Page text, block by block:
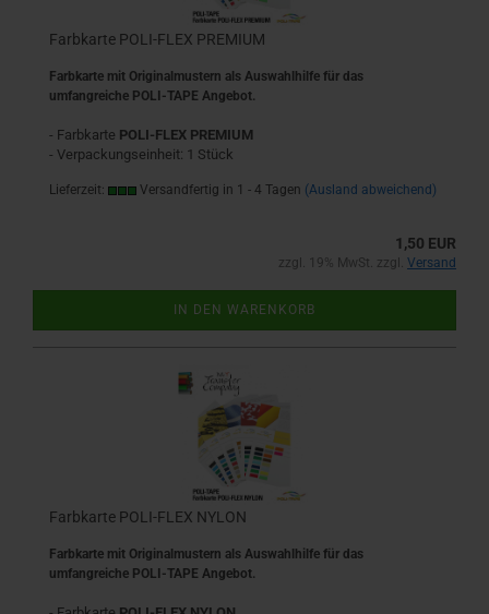
Farbkarte POLI-FLEX PREMIUM
Farbkarte mit Originalmustern als Auswahlhilfe für das
umfangreiche POLI-TAPE Angebot.
- Farbkarte POLI-FLEX PREMIUM
- Verpackungseinheit: 1 Stück
Lieferzeit: Versandfertig in 1 - 4 Tagen (Ausland abweichend)
1,50 EUR
zzgl. 19% MwSt. zzgl. Versand
IN DEN WARENKORB
Farbkarte POLI-FLEX NYLON
Farbkarte mit Originalmustern als Auswahlhilfe für das
umfangreiche POLI-TAPE Angebot.